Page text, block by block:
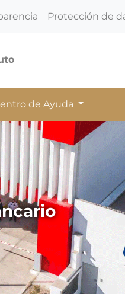
Protección de
de Ayuda